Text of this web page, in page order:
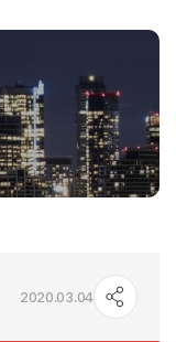
2020.03.04